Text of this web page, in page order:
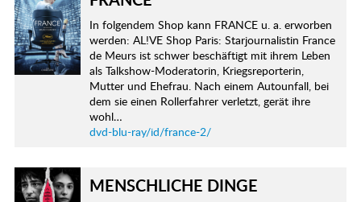
In folgendem Shop kann FRANCE u. a. erworben
werden: AL!VE Shop Paris: Starjournalistin France
de Meurs ist schwer beschäftigt mit ihrem Leben
als Talkshow-Moderatorin, Kriegsreporterin,
Mutter und Ehefrau. Nach einem Autounfall, bei
dem sie einen Rollerfahrer verletzt, gerät ihre
wohl…
dvd-blu-ray/id/france-2/
MENSCHLICHE DINGE